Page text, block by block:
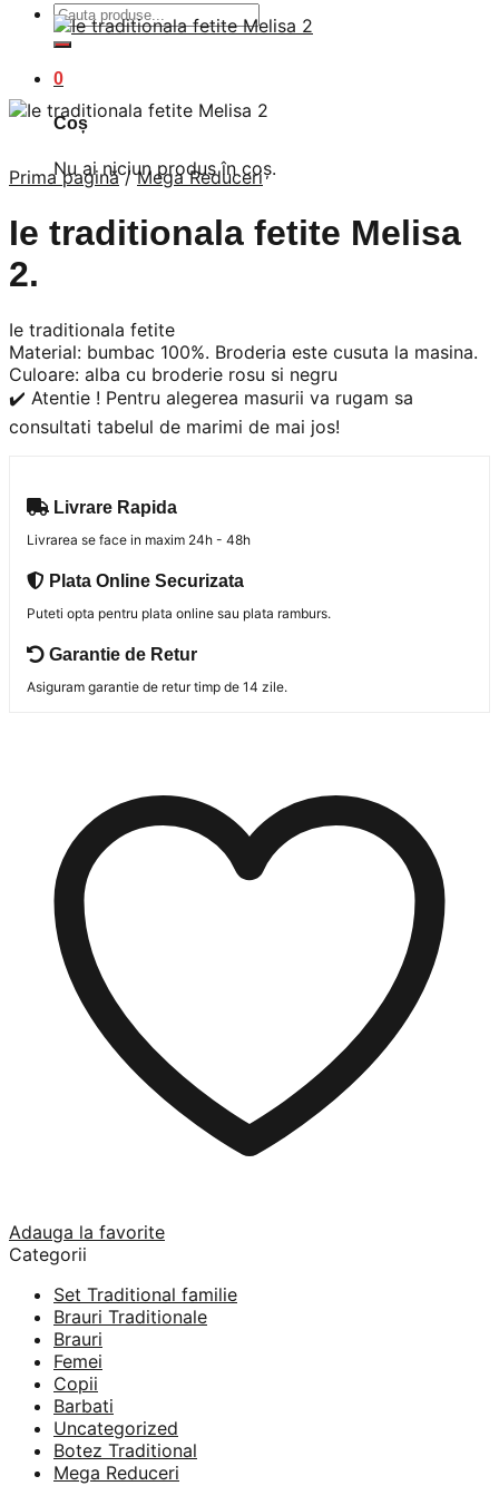
Caută
după:
0
Coș
Nu ai niciun produs în coș.
Prima pagină / Mega Reduceri
Ie traditionala fetite Melisa
2.
Ie traditionala fetite
Material: bumbac 100%. Broderia este cusuta la masina.
Culoare: alba cu broderie rosu si negru
✔️ Atentie ! Pentru alegerea masurii va rugam sa
consultati tabelul de marimi de mai jos!
Livrare Rapida
Livrarea se face in maxim 24h - 48h
Plata Online Securizata
Puteti opta pentru plata online sau plata ramburs.
Garantie de Retur
Asiguram garantie de retur timp de 14 zile.
Adauga la favorite
Categorii
Set Traditional familie
Brauri Traditionale
Brauri
Femei
Copii
Barbati
Uncategorized
Botez Traditional
Mega Reduceri